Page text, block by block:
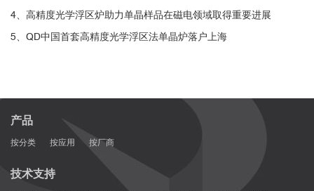
4、高精度光学浮区炉助力单晶样品在磁电领域取得重要进展
5、QD中国首套高精度光学浮区法单晶炉落户上海
产品
按分类 按应用 按厂商
技术支持